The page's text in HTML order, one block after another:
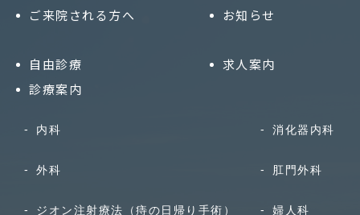
ご来院される方へ お知らせ
自由診療
求人案内
診療案内
内科 消化器内科
外科 肛門外科
ジオン注射療法（痔の日帰り手術） 婦人科